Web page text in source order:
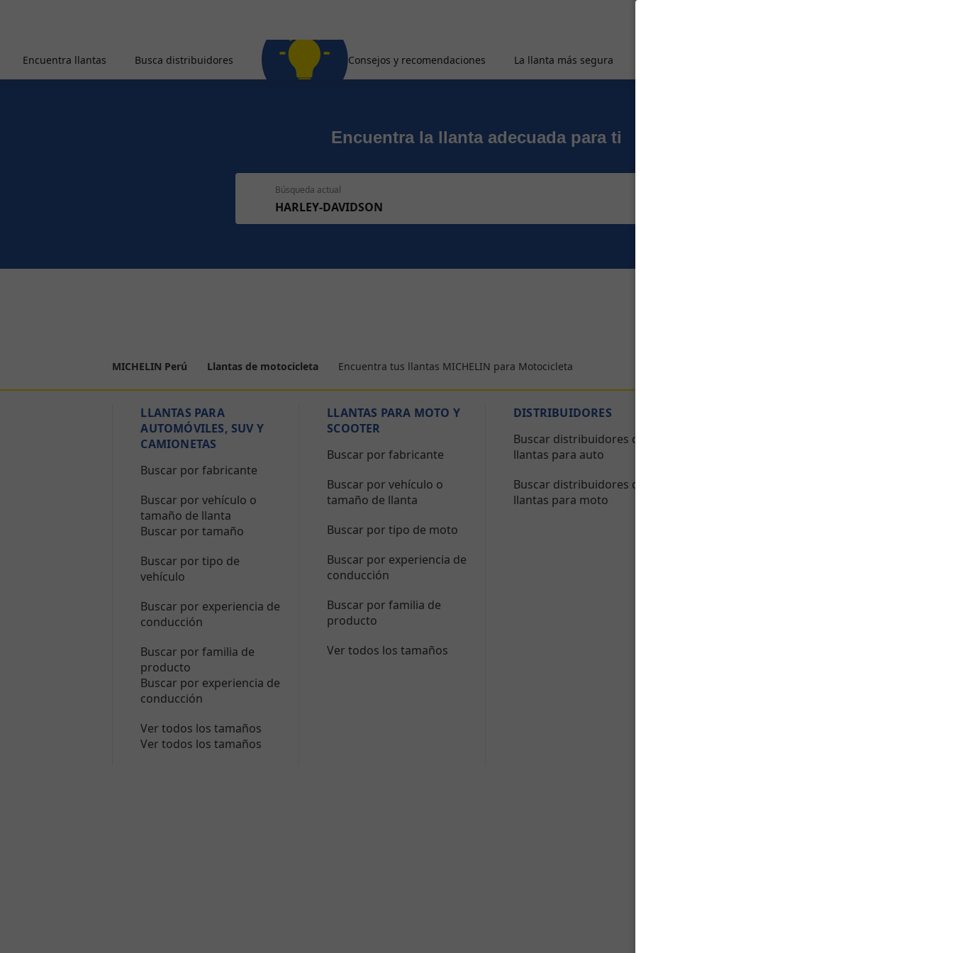
Encuentra llantas Busca distribuidores Consejos y recomendaciones La llanta más segura
Encuentra la llanta adecuada para ti
Búsqueda actual
HARLEY-DAVIDSON
MICHELIN Perú Llantas de motocicleta Encuentra tus llantas MICHELIN para Motocicleta
LLANTAS PARA
AUTOMÓVILES, SUV Y
CAMIONETAS
Buscar por fabricante
Buscar por vehículo o
tamaño de llanta
Buscar por tamaño
Buscar por tipo de
vehículo
Buscar por experiencia de
conducción
Buscar por familia de
producto
Buscar por experiencia de
conducción
Ver todos los tamaños
Ver todos los tamaños
LLANTAS PARA MOTO Y
SCOOTER
Buscar por fabricante
Buscar por vehículo o
tamaño de llanta
Buscar por tipo de moto
Buscar por experiencia de
conducción
Buscar por familia de
producto
Ver todos los tamaños
DISTRIBUIDORES
Buscar distribuidores de
llantas para auto
Buscar distribuidores de
llantas para moto